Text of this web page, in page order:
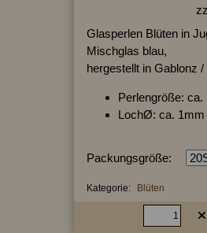
Glasperlen Blüten in
Mischglas blau,
hergestellt in Gablonz
Perlengröße: ca.
LochØ: ca. 1mm
Packungsgröße:
Kategorie: Blüten